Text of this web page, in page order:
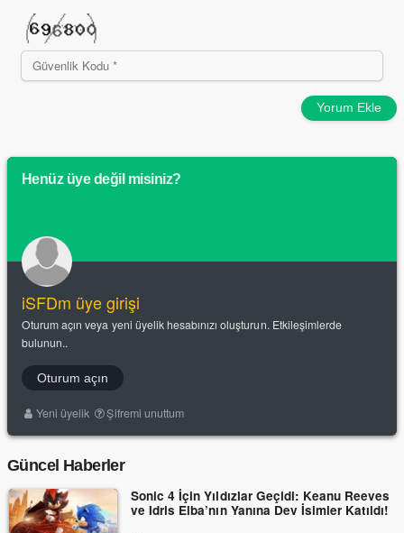
Yorum Ekle
Henüz üye değil misiniz?
iSFDm üye girişi
Oturum açın veya yeni üyelik hesabınızı oluşturun. Etkileşimlerde
bulunun..
Oturum açın
Yeni üyelik Şifremi unuttum
Güncel Haberler
Sonic 4 İçin Yıldızlar Geçidi: Keanu Reeves
ve Idris Elba’nın Yanına Dev İsimler Katıldı!